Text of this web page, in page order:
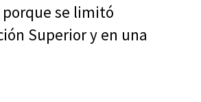
se limitó
Superior y en una